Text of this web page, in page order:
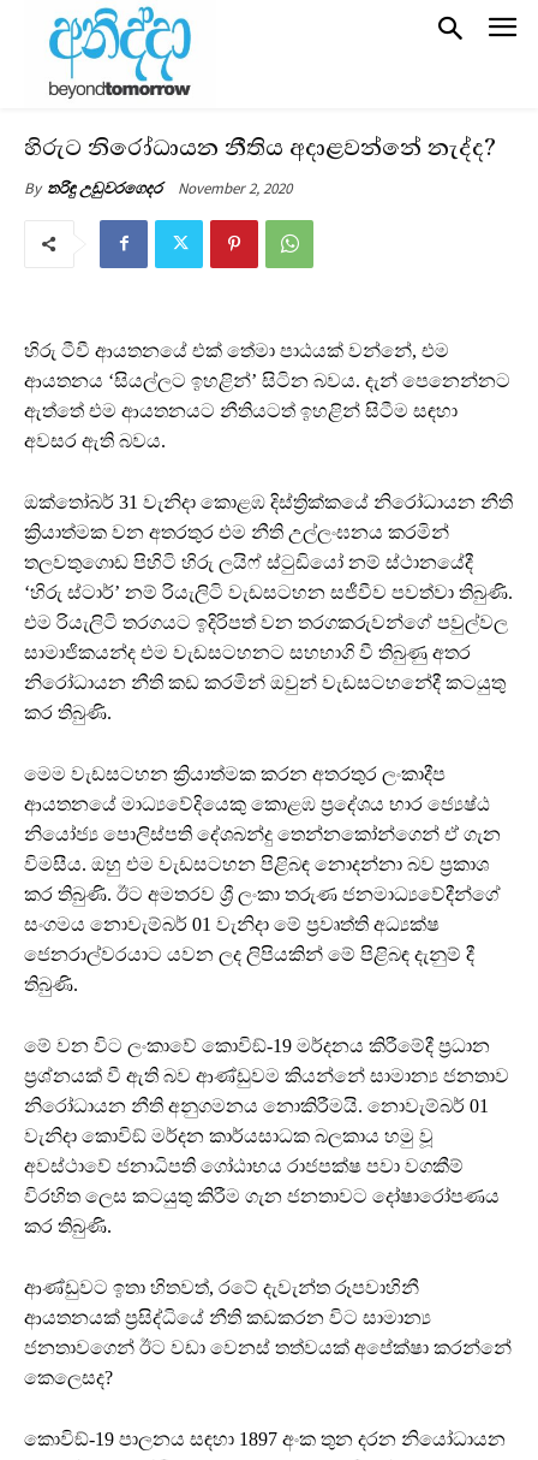
හිරුට නිරෝධායන නීතිය අදාළවන්නේ නැද්ද?
By තරිඳු උඩුවරගෙදර November 2, 2020
හිරු ටීවී ආයතනයේ එක් තේමා පාඨයක් වන්නේ, එම
ආයතනය ‘සියල්ලට ඉහළින්’ සිටින බවය. දැන් පෙනෙන්නට
ඇත්තේ එම ආයතනයට නීතියටත් ඉහළින් සිටීම සඳහා
අවසර ඇති බවය.
ඔක්තෝබර් 31 වැනිදා කොළඹ දිස්ත්‍රික්කයේ නිරෝධායන නීති
ක්‍රියාත්මක වන අතරතුර එම නීති උල්ලංඝනය කරමින්
තලවතුගොඩ පිහිටි හිරු ලයිෆ් ස්ටුඩියෝ නම් ස්ථානයේදී
‘හිරු ස්ටාර්’ නම් රියැලිටි වැඩසටහන සජීවීව පවත්වා තිබුණි.
එම රියැලිටි තරගයට ඉදිරිපත් වන තරගකරුවන්ගේ පවුල්වල
සාමාජිකයන්ද එම වැඩසටහනට සහභාගි වී තිබුණු අතර
නිරෝධායන නීති කඩ කරමින් ඔවුන් වැඩසටහනේදී කටයුතු
කර තිබුණි.
මෙම වැඩසටහන ක්‍රියාත්මක කරන අතරතුර ලංකාදීප
ආයතනයේ මාධ්‍යවේදියෙකු කොළඹ ප්‍රදේශය භාර ජ්‍යෙෂ්ඨ
නියෝජ්‍ය පොලිස්පති දේශබන්දු තෙන්නකෝන්ගෙන් ඒ ගැන
විමසීය. ඔහු එම වැඩසටහන පිළිබඳ නොදන්නා බව ප්‍රකාශ
කර තිබුණි. ඊට අමතරව ශ්‍රී ලංකා තරුණ ජනමාධ්‍යවේදීන්ගේ
සංගමය නොවැම්බර් 01 වැනිදා මේ ප්‍රවෘත්ති අධ්‍යක්ෂ
ජෙනරාල්වරයාට යවන ලද ලිපියකින් මේ පිළිබඳ දැනුම් දී
තිබුණි.
මේ වන විට ලංකාවේ කොවිඞ්-19 මර්දනය කිරීමේදී ප්‍රධාන
ප්‍රශ්නයක් වී ඇති බව ආණ්ඩුවම කියන්නේ සාමාන්‍ය ජනතාව
නිරෝධායන නීති අනුගමනය නොකිරීමයි. නොවැම්බර් 01
වැනිදා කොවිඞ් මර්දන කාර්යසාධක බලකාය හමු වූ
අවස්ථාවේ ජනාධිපති ගෝඨාභය රාජපක්ෂ පවා වගකීම්
විරහිත ලෙස කටයුතු කිරීම ගැන ජනතාවට දෝෂාරෝපණය
කර තිබුණි.
ආණ්ඩුවට ඉතා හිතවත්, රටේ දැවැන්ත රූපවාහිනී
ආයතනයක් ප්‍රසිද්ධියේ නීති කඩකරන විට සාමාන්‍ය
ජනතාවගෙන් ඊට වඩා වෙනස් තත්වයක් අපේක්ෂා කරන්නේ
කෙලෙසද?
කොවිඞ්-19 පාලනය සඳහා 1897 අංක තුන දරන නියෝධායන